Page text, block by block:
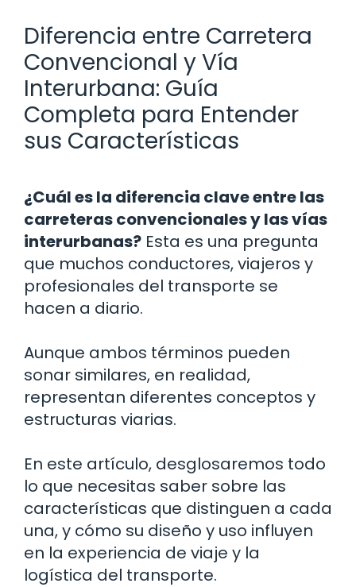
Diferencia entre Carretera
Convencional y Vía
Interurbana: Guía
Completa para Entender
sus Características
¿Cuál es la diferencia clave entre las
carreteras convencionales y las vías
interurbanas? Esta es una pregunta
que muchos conductores, viajeros y
profesionales del transporte se
hacen a diario.
Aunque ambos términos pueden
sonar similares, en realidad,
representan diferentes conceptos y
estructuras viarias.
En este artículo, desglosaremos todo
lo que necesitas saber sobre las
características que distinguen a cada
una, y cómo su diseño y uso influyen
en la experiencia de viaje y la
logística del transporte.